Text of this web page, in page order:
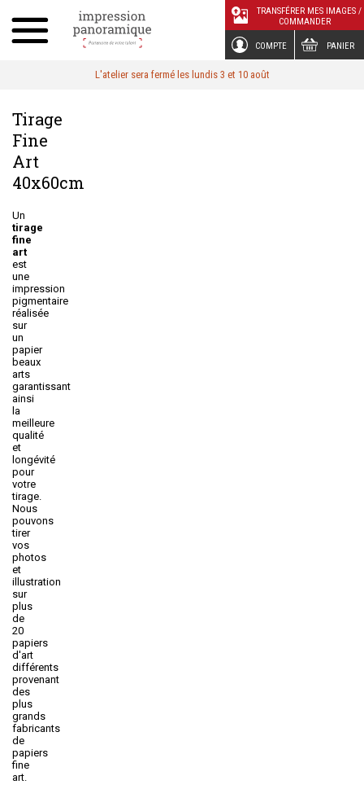
COMPTE PANIER
TRANSFÉRER MES IMAGES /
COMMANDER
L'atelier sera fermé les lundis 3 et 10 août
Tirage
Fine
Art
40x60cm
Un
tirage
fine
art
est
une
impression
pigmentaire
réalisée
sur
un
papier
beaux
arts
garantissant
ainsi
la
meilleure
qualité
et
longévité
pour
votre
tirage.
Nous
pouvons
tirer
vos
photos
et
illustration
sur
plus
de
20
papiers
d'art
différents
provenant
des
plus
grands
fabricants
de
papiers
fine
art.